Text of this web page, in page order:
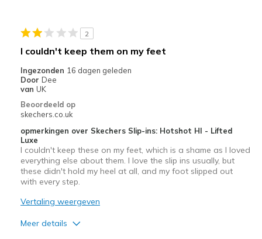
Om te wandelen
Breedte
Maat
View On Shoes
2
I couldn't keep them on my feet
Ingezonden 16 dagen geleden
Door Dee
van UK
Beoordeeld op
skechers.co.uk
opmerkingen over Skechers Slip-ins: Hotshot HI - Lifted
Luxe
I couldn't keep these on my feet, which is a shame as I loved
everything else about them. I love the slip ins usually, but
these didn't hold my heel at all, and my foot slipped out
with every step.
Vertaling weergeven
Meer details